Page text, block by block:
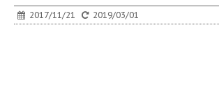
2017/11/21 2019/03/01